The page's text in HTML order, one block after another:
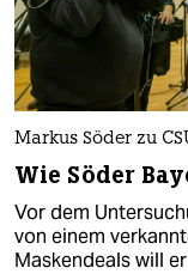
Markus Söder zu
Wie Söder
Vor dem
von einem
Maskendeals will